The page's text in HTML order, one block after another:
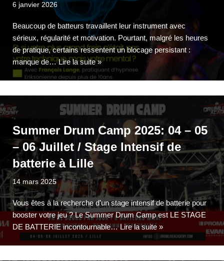
6 janvier 2026
Beaucoup de batteurs travaillent leur instrument avec
sérieux, régularité et motivation. Pourtant, malgré les heures
de pratique, certains ressentent un blocage persistant :
manque de…Lire la suite »
Summer Drum Camp 2025: 04 – 05
– 06 Juillet / Stage Intensif de
batterie à Lille
14 mars 2025
Vous êtes à la recherche d’un stage intensif de batterie pour
booster votre jeu ? Le Summer Drum Camp est LE STAGE
DE BATTERIE incontournable…Lire la suite »